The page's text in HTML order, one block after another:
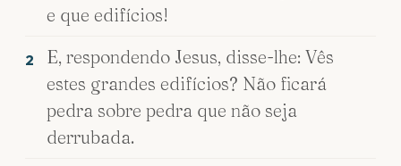
e que edifícios!
2
E, respondendo Jesus, disse-lhe: Vês
estes grandes edifícios? Não ficará
pedra sobre pedra que não seja
derrubada.